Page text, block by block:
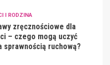
I RODZINA
zręcznościowe dla
– czego mogą uczyć
sprawnością ruchową?